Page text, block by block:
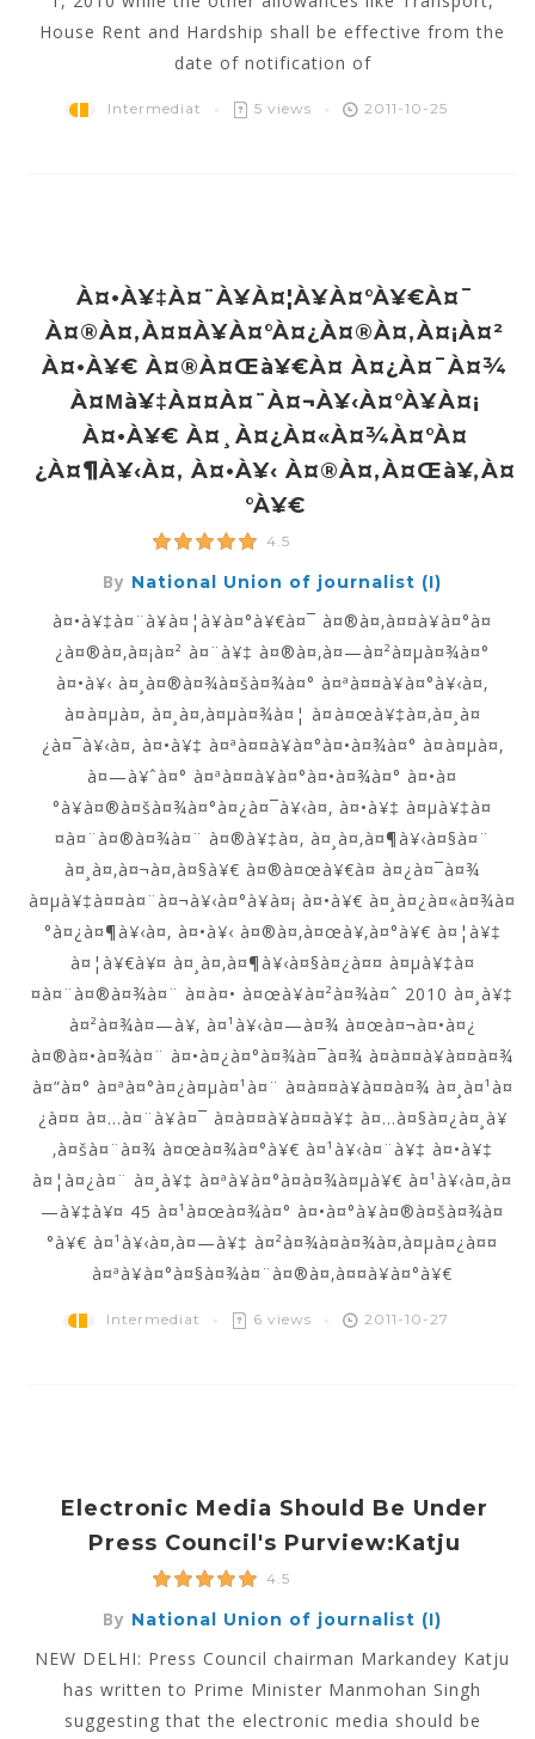
House Rent and Hardship shall be effective from the
date of notification of
Intermediat 5 views 2011-10-25
À¤•à¥‡à¤¨à¥à¤¦à¥à¤°à¥€à¤¯
À¤®à¤‚à¤¤à¥à¤°à¤¿à¤®à¤‚à¤¡à¤²
À¤•à¥€ À¤®à¤œà¥€à¤ À¤¿à¤¯à¤¾
À¤µà¥‡à¤¤à¤¨à¤¬à¥‹à¤°à¥à¤¡
À¤•à¥€ À¤¸à¤¿à¤«à¤¾à¤°à¤
¿à¤¶à¥‹à¤‚ À¤•à¥‹ À¤®à¤‚à¤œà¥‚à¤
°à¥€
4.5
By National Union of journalist (I)
à¤•à¥‡à¤¨à¥à¤¦à¥à¤°à¥€à¤¯ à¤®à¤‚à¤¤à¥à¤°à¤
¿à¤®à¤‚à¤¡à¤² à¤¨à¥‡ à¤®à¤‚à¤—à¤²à¤µà¤¾à¤°
à¤•à¥‹ à¤¸à¤®à¤¾à¤šà¤¾à¤° à¤ªà¤¤à¥à¤°à¥‹à¤‚
à¤à¤µà¤‚ à¤¸à¤‚à¤µà¤¾à¤¦ à¤à¤œà¥‡à¤‚à¤¸à¤
¿à¤¯à¥‹à¤‚ à¤•à¥‡ à¤ªà¤¤à¥à¤°à¤•à¤¾à¤° à¤à¤µà¤‚
à¤—à¥ˆà¤° à¤ªà¤¤à¥à¤°à¤•à¤¾à¤° à¤•à¤
°à¥à¤®à¤šà¤¾à¤°à¤¿à¤¯à¥‹à¤‚ à¤•à¥‡ à¤µà¥‡à¤
¤à¤¨à¤®à¤¾à¤¨ à¤®à¥‡à¤‚ à¤¸à¤‚à¤¶à¥‹à¤§à¤¨
à¤¸à¤‚à¤¬à¤‚à¤§à¥€ à¤®à¤œà¥€à¤ à¤¿à¤¯à¤¾
à¤µà¥‡à¤¤à¤¨à¤¬à¥‹à¤°à¥à¤¡ à¤•à¥€ à¤¸à¤¿à¤«à¤¾à¤
°à¤¿à¤¶à¥‹à¤‚ à¤•à¥‹ à¤®à¤‚à¤œà¥‚à¤°à¥€ à¤¦à¥‡
à¤¦à¥€à¥¤ à¤¸à¤‚à¤¶à¥‹à¤§à¤¿à¤¤ à¤µà¥‡à¤
¤à¤¨à¤®à¤¾à¤¨ à¤à¤• à¤œà¥à¤²à¤¾à¤ˆ 2010 à¤¸à¥‡
à¤²à¤¾à¤—à¥‚ à¤¹à¥‹à¤—à¤¾ à¤œà¤¬à¤•à¤¿
à¤®à¤•à¤¾à¤¨ à¤•à¤¿à¤°à¤¾à¤¯à¤¾ à¤­à¤¤à¥à¤¤à¤¾
à¤”à¤° à¤ªà¤°à¤¿à¤µà¤¹à¤¨ à¤­à¤¤à¥à¤¤à¤¾ à¤¸à¤¹à¤
¿à¤¤ à¤…à¤¨à¥à¤¯ à¤­à¤¤à¥à¤¤à¥‡ à¤…à¤§à¤¿à¤¸à¥
‚à¤šà¤¨à¤¾ à¤œà¤¾à¤°à¥€ à¤¹à¥‹à¤¨à¥‡ à¤•à¥‡
à¤¦à¤¿à¤¨ à¤¸à¥‡ à¤ªà¥à¤°à¤­à¤¾à¤µà¥€ à¤¹à¥‹à¤‚à¤
—à¥‡à¥¤ 45 à¤¹à¤œà¤¾à¤° à¤•à¤°à¥à¤®à¤šà¤¾à¤
°à¥€ à¤¹à¥‹à¤‚à¤—à¥‡ à¤²à¤¾à¤­à¤¾à¤‚à¤µà¤¿à¤¤
à¤ªà¥à¤°à¤§à¤¾à¤¨à¤®à¤‚à¤¤à¥à¤°à¥€
Intermediat 6 views 2011-10-27
Electronic Media Should Be Under
Press Council's Purview:Katju
4.5
By National Union of journalist (I)
NEW DELHI: Press Council chairman Markandey Katju
has written to Prime Minister Manmohan Singh
suggesting that the electronic media should be